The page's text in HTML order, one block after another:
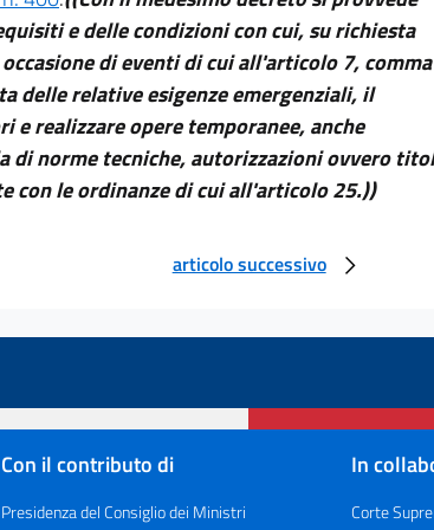
e delle condizioni con cui, su richiesta
di eventi di cui all'articolo 7, comma
delle relative esigenze emergenziali, il
e realizzare opere temporanee, anche
di norme tecniche, autorizzazioni ovvero
con le ordinanze di cui all'articolo 25.))
articolo successivo
Con il contributo di
Presidenza del Consiglio dei Ministri
In
Corte